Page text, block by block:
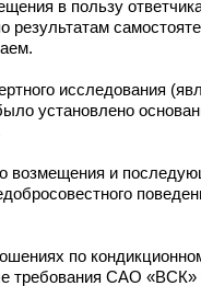
в пользу
исследования
установлено
возмещения и
по
требования САО